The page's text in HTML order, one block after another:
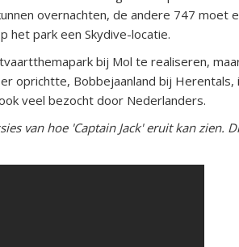
overnachten, de andere 747 moet
het park een Skydive-locatie.
bij Mol te realiseren,
oprichtte, Bobbejaanland bij Herentals,
veel bezocht door Nederlanders.
van hoe 'Captain Jack' eruit kan zien.